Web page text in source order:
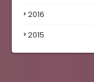
2016
2015